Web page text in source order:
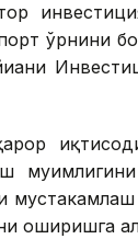
ўрнини
оширишга